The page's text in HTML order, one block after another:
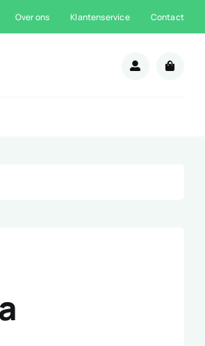
Over ons Klantenservice Contact